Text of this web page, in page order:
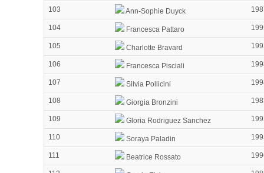
103 Ann-Sophie Duyck
104 Francesca Pattaro
105 Charlotte Bravard
106 Francesca Pisciali
107 Silvia Pollicini
108 Giorgia Bronzini
109 Gloria Rodriguez Sanchez
110 Soraya Paladin
111 Beatrice Rossato